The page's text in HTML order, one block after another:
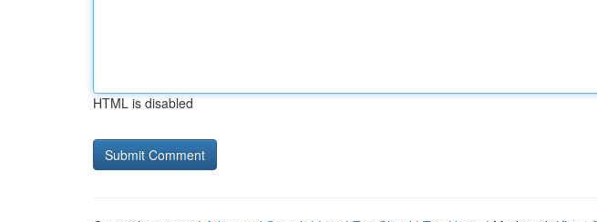
HTML is disabled